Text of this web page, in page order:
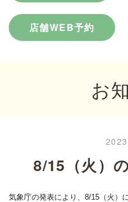
店舗WEB予約
お
8/15（火）
気象庁の発表により、8/15（火）